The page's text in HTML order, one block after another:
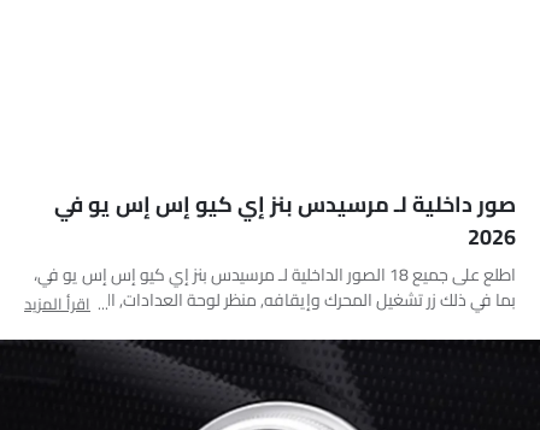
صور داخلية لـ مرسيدس بنز إي كيو إس إس يو في
2026
اطلع على جميع 18 الصور الداخلية لـ مرسيدس بنز إي كيو إس إس يو في،
بما في ذلك زر تشغيل المحرك وإيقافه, منظر لوحة العدادات, الكونسول
الدوران, المقعد الخلفي الثالث, المقاعد الخلفية, مقاعد قابلة للطي,
المقاعد الأمامية, الفاصل الأمامي الأوسط, عناصر التحكم في باب جانب
السائق من الداخل, التحكم الخلفي في المكيف, منظر مكبرات الصوت,
اقرأ المزيد